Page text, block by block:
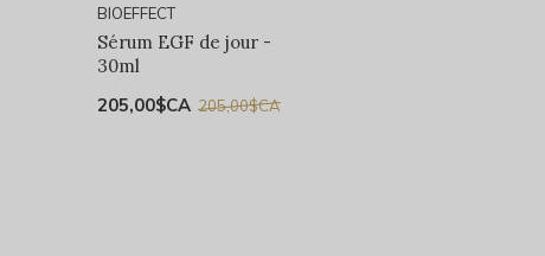
BIOEFFECT
Sérum EGF de jour -
30ml
205,00$CA 205,00$CA